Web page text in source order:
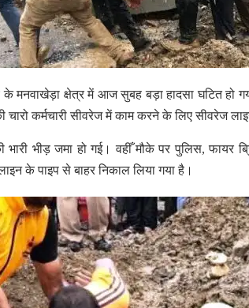
मनवाखेड़ा क्षेत्र में आज सुबह बड़ा हादसा घटित हो
चारो कर्मचारी सीवरेज में काम करने के लिए सीवरेज
भारी भीड़ जमा हो गई। वहीँ मौके पर पुलिस, फायर
के पाइप से बाहर निकाल लिया गया है।